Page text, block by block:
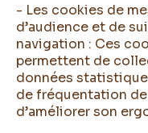
- Les cookies de
d’audience et de
navigation : Ces
permettent de
données
de fréquentation
d’améliorer son